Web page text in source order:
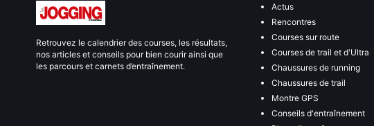
Retrouvez le calendrier des courses, les résultats,
nos articles et conseils pour bien courir ainsi que
les parcours et carnets d’entraînement.
Actus
Rencontres
Courses sur route
Courses de trail et d'Ultra
Chaussures de running
Chaussures de trail
Montre GPS
Conseils d'entraînement